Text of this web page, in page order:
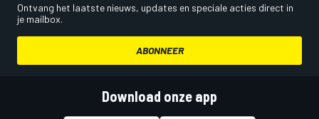
Ontvang het laatste nieuws, updates en speciale acties direct in
je mailbox.
ABONNEER
Download onze app